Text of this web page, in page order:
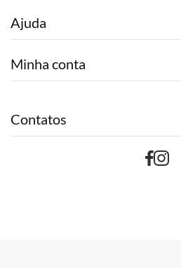
Ajuda
Minha conta
Contatos